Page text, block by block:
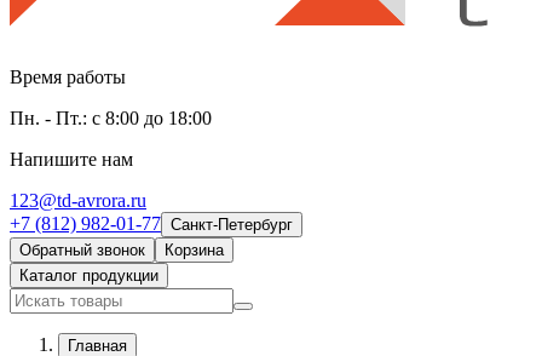
Время работы
Пн. - Пт.: с 8:00 до 18:00
Напишите нам
123@td-avrora.ru
+7 (812) 982-01-77 Санкт-Петербург
Обратный звонок
Корзина
Каталог продукции
Главная